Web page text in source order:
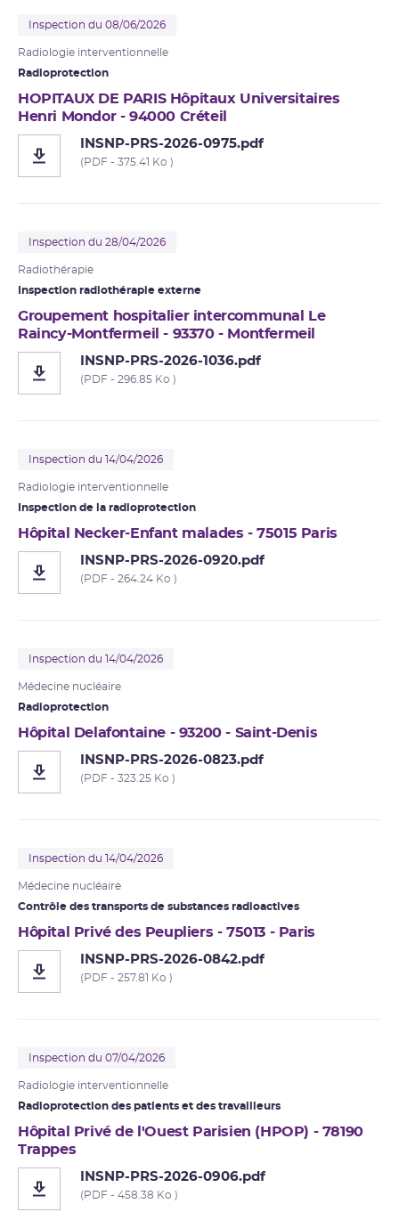
Inspection du 08/06/2026
Radiologie interventionnelle
Radioprotection
HOPITAUX DE PARIS Hôpitaux Universitaires
Henri Mondor - 94000 Créteil
INSNP-PRS-2026-0975.pdf
(PDF - 375.41 Ko )
Inspection du 28/04/2026
Radiothérapie
Inspection radiothérapie externe
Groupement hospitalier intercommunal Le
Raincy-Montfermeil - 93370 - Montfermeil
INSNP-PRS-2026-1036.pdf
(PDF - 296.85 Ko )
Inspection du 14/04/2026
Radiologie interventionnelle
Inspection de la radioprotection
Hôpital Necker-Enfant malades - 75015 Paris
INSNP-PRS-2026-0920.pdf
(PDF - 264.24 Ko )
Inspection du 14/04/2026
Médecine nucléaire
Radioprotection
Hôpital Delafontaine - 93200 - Saint-Denis
INSNP-PRS-2026-0823.pdf
(PDF - 323.25 Ko )
Inspection du 14/04/2026
Médecine nucléaire
Contrôle des transports de substances radioactives
Hôpital Privé des Peupliers - 75013 - Paris
INSNP-PRS-2026-0842.pdf
(PDF - 257.81 Ko )
Inspection du 07/04/2026
Radiologie interventionnelle
Radioprotection des patients et des travailleurs
Hôpital Privé de l'Ouest Parisien (HPOP) - 78190
Trappes
INSNP-PRS-2026-0906.pdf
(PDF - 458.38 Ko )